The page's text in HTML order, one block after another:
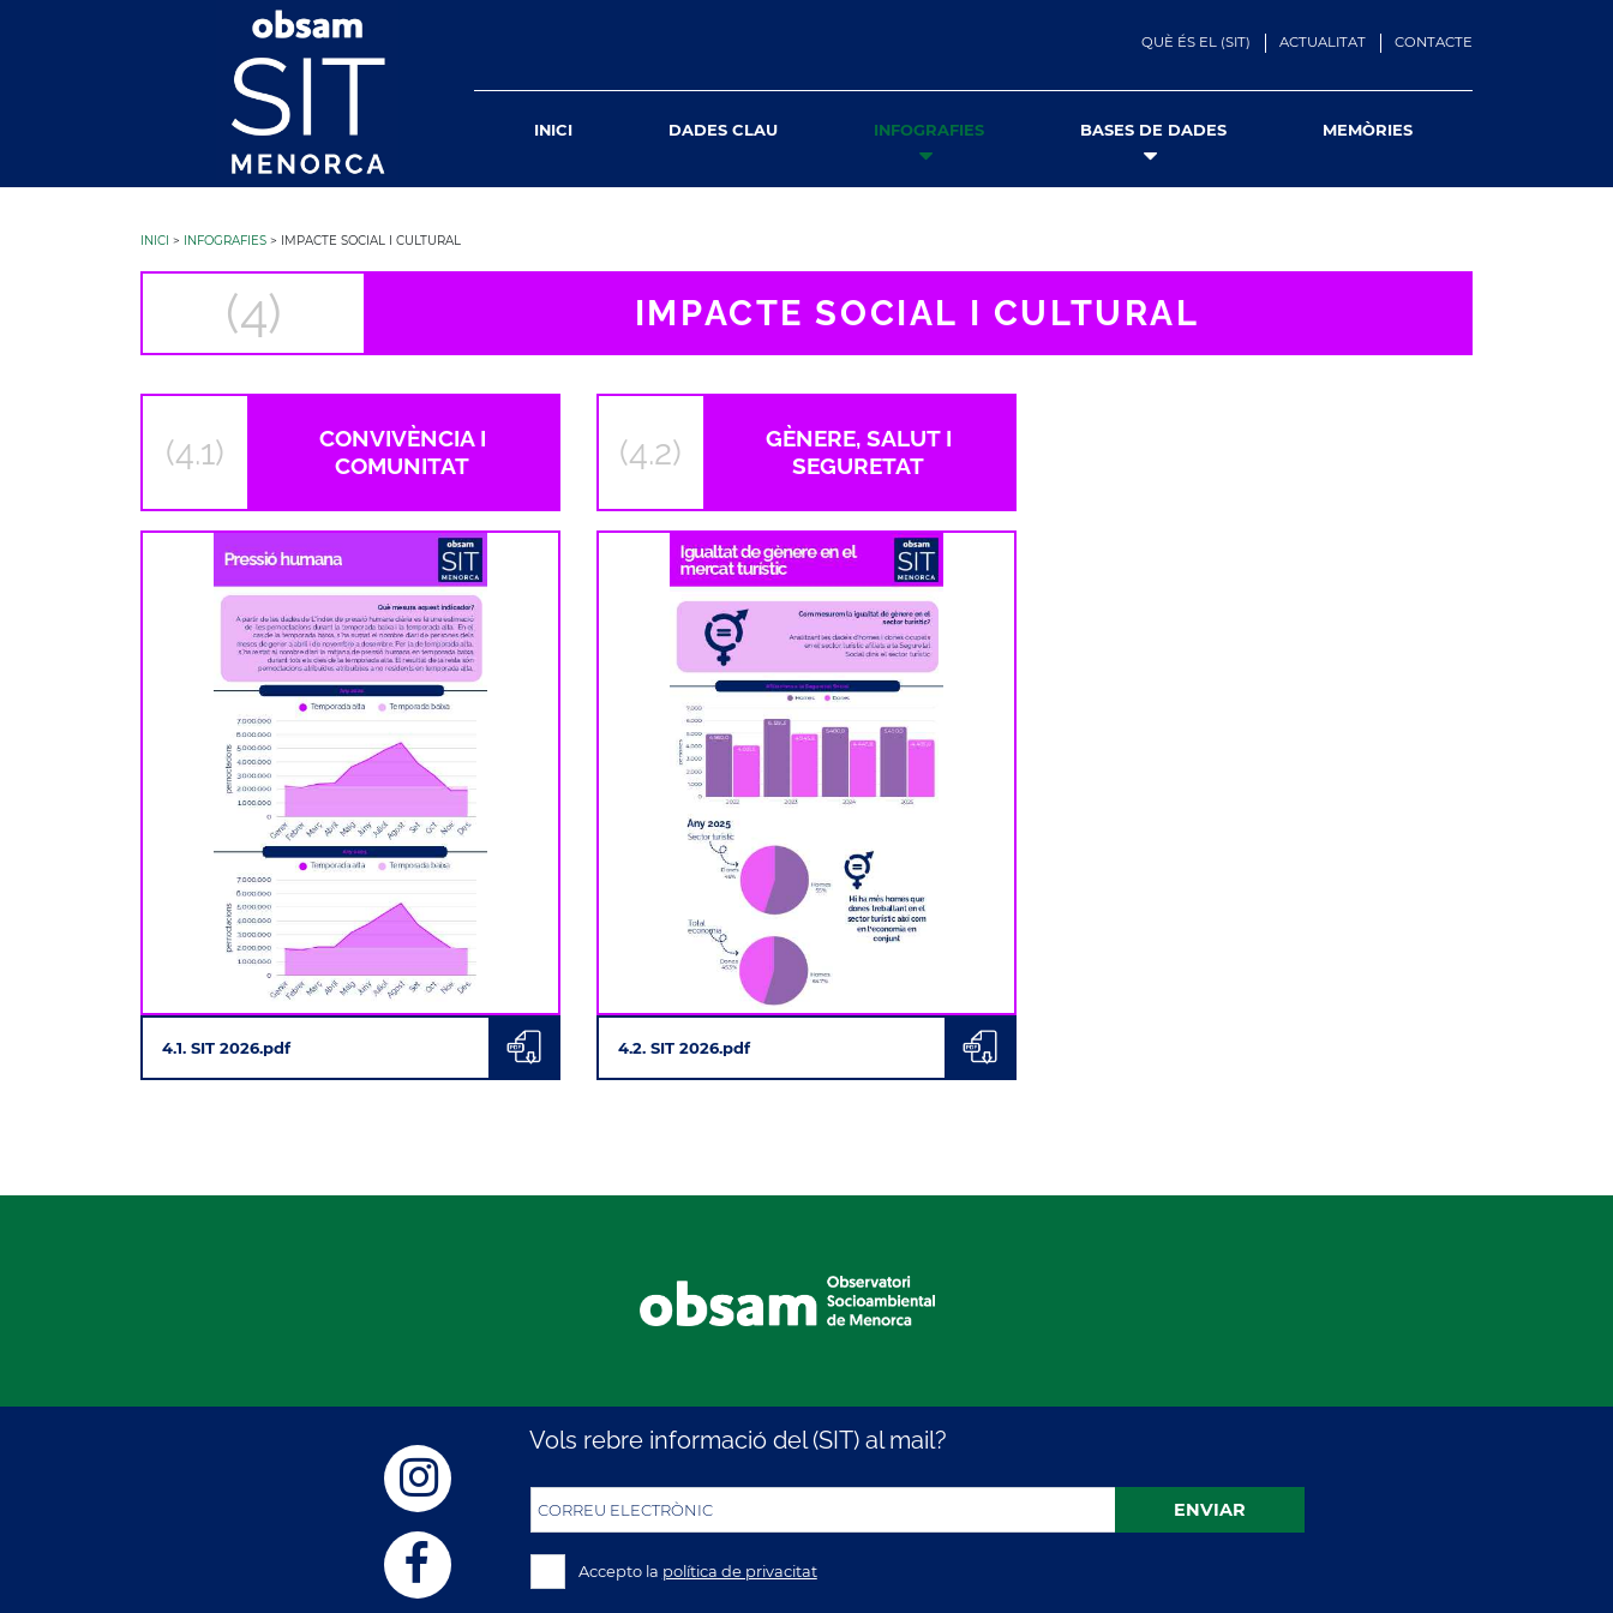
QUÈ ÉS EL (SIT) ACTUALITAT CONTACTE
INICI DADES CLAU INFOGRAFIES BASES DE DADES MEMÒRIES
INICI > INFOGRAFIES > IMPACTE SOCIAL I CULTURAL
(4) IMPACTE SOCIAL I CULTURAL
(4.1)
CONVIVÈNCIA I
COMUNITAT
4.1. SIT 2026.pdf
(4.2)
GÈNERE, SALUT I
SEGURETAT
4.2. SIT 2026.pdf
Vols rebre informació del (SIT) al mail?
CORREU ELECTRÒNIC ENVIAR
Accepto la política de privacitat